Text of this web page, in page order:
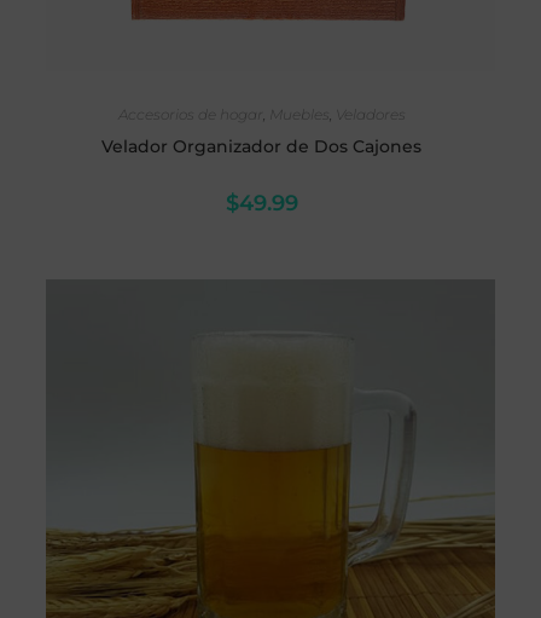
Accesorios de hogar
Muebles Veladores
Velador Organizador de Dos Cajones
$49.99